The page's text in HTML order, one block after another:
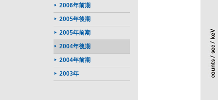
2006年前期
2005年後期
2005年前期
2004年後期
2004年前期
2003年